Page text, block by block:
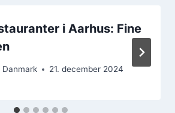
i Aarhus: Fine
21. december 2024